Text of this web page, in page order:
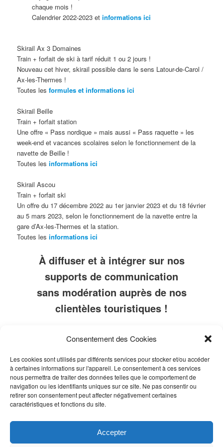
Consentement des Cookies
Les cookies sont utilisés par différents services pour stocker et/ou accéder
à certaines informations sur l'appareil. Le consentement à ces services
nous permettra de traiter des données telles que le comportement de
navigation ou les identifiants uniques sur ce site. Ne pas consentir ou
retirer son consentement peut affecter négativement certaines
caractéristiques et fonctions du site.
Accepter
chaque mois !
Calendrier 2022-2023 etinformations ici
Skirail Ax 3 Domaines
Train + forfait de ski à tarif réduit 1 ou 2 jours !
Nouveau cet hiver, skirail possible dans le sens Latour-de-Carol /
Ax-les-Thermes !
Toutes les formules et informations ici
Skirail Beille
Train + forfait station
Une offre « Pass nordique » mais aussi « Pass raquette » les
week-end et vacances scolaires selon le fonctionnement de la
navette de Beille !
Toutes lesinformations ici
Skirail Ascou
Train + forfait ski
Un offre du 17 décembre 2022 au 1er janvier 2023 et du 18 février
au 5 mars 2023, selon le fonctionnement de la navette entre la
gare d’Ax-les-Thermes et la station.
Toutes les informations ici
À diffuser et à intégrer sur nos
supports de communication
sans modération auprès de nos
clientèles touristiques !
Publié dans Toutes les Actualités Marqué avec mobilité ,skirail
train|Laisser un commentaire
R
e
h
r